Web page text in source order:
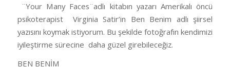
¨Your Many Faces¨adlı kitabın yazarı Amerikalı öncü
psikoterapist Virginia Satir’in Ben Benim adlı şiirsel
yazısını koymak istiyorum. Bu şekilde fotoğrafın kendimizi
iyileştirme sürecine daha güzel girebileceğiz.
BEN BENİM